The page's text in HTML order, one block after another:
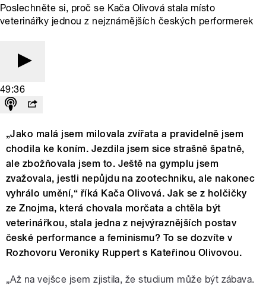
Poslechněte si, proč se Kača Olivová stala místo
veterinářky jednou z nejznámějších českých performerek
49:36
„Jako malá jsem milovala zvířata a pravidelně jsem
chodila ke koním. Jezdila jsem sice strašně špatně,
ale zbožňovala jsem to. Ještě na gymplu jsem
zvažovala, jestli nepůjdu na zootechniku, ale nakonec
vyhrálo umění,“ říká Kača Olivová. Jak se z holčičky
ze Znojma, která chovala morčata a chtěla být
veterinářkou, stala jedna z nejvýraznějších postav
české performance a feminismu? To se dozvíte v
Rozhovoru Veroniky Ruppert s Kateřinou Olivovou.
„Až na vejšce jsem zjistila, že studium může být zábava.